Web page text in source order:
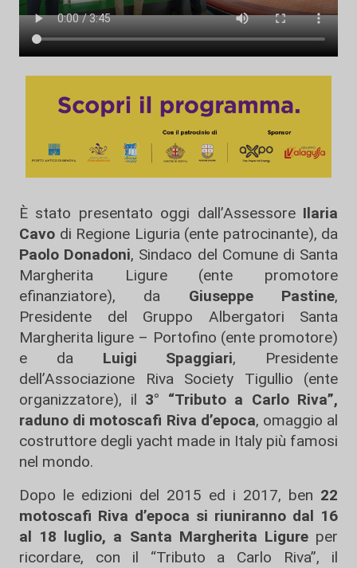
È stato presentato oggi dall’Assessore Ilaria
Cavo di Regione Liguria (ente patrocinante), da
Paolo Donadoni, Sindaco del Comune di Santa
Margherita Ligure (ente promotore
efinanziatore), da Giuseppe Pastine,
Presidente del Gruppo Albergatori Santa
Margherita ligure – Portofino (ente promotore)
e da Luigi Spaggiari, Presidente
dell’Associazione Riva Society Tigullio (ente
organizzatore), il 3° “Tributo a Carlo Riva”,
raduno di motoscafi Riva d’epoca, omaggio al
costruttore degli yacht made in Italy più famosi
nel mondo.
Dopo le edizioni del 2015 ed i 2017, ben 22
motoscafi Riva d’epoca si riuniranno dal 16
al 18 luglio, a Santa Margherita Ligureper
ricordare, con il “Tributo a Carlo Riva”, il